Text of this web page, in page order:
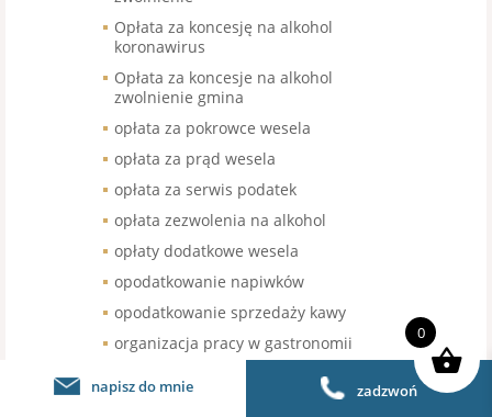
Opłata za koncesję na alkohol
koronawirus
Opłata za koncesje na alkohol
zwolnienie gmina
opłata za pokrowce wesela
opłata za prąd wesela
opłata za serwis podatek
opłata zezwolenia na alkohol
opłaty dodatkowe wesela
opodatkowanie napiwków
opodatkowanie sprzedaży kawy
organizacja pracy w gastronomii
organizacja pracy w restauracji
organizacja urodzin stawka VAT
napisz do mnie zadzwoń
0